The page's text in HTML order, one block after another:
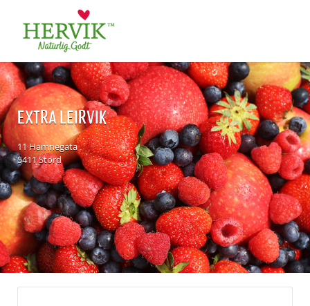
for:
EXTRA LEIRVIK
11 Hamnegata
5411 Stord